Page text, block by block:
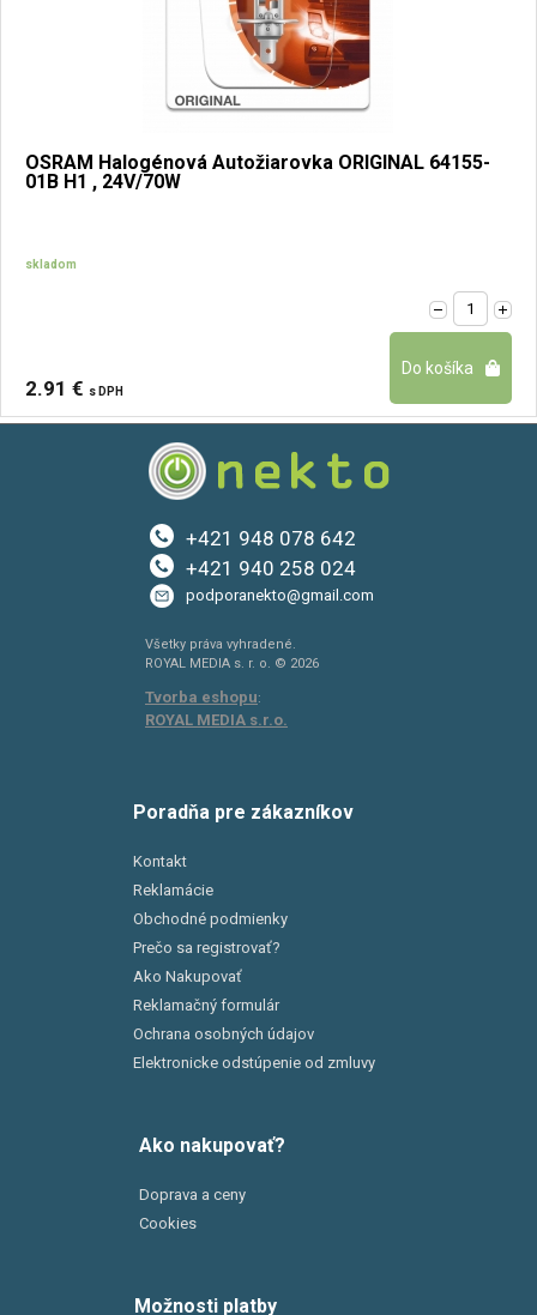
OSRAM Halogénová Autožiarovka ORIGINAL 64155-
01B H1 , 24V/70W
skladom
2.91 € s DPH
+421 948 078 642
+421 940 258 024
podporanekto@gmail.com
Všetky práva vyhradené.
ROYAL MEDIA s. r. o. © 2026
Tvorba eshopu:
ROYAL MEDIA s.r.o.
Poradňa pre zákazníkov
Kontakt
Reklamácie
Obchodné podmienky
Prečo sa registrovať?
Ako Nakupovať
Reklamačný formulár
Ochrana osobných údajov
Elektronicke odstúpenie od zmluvy
Ako nakupovať?
Doprava a ceny
Cookies
Možnosti platby